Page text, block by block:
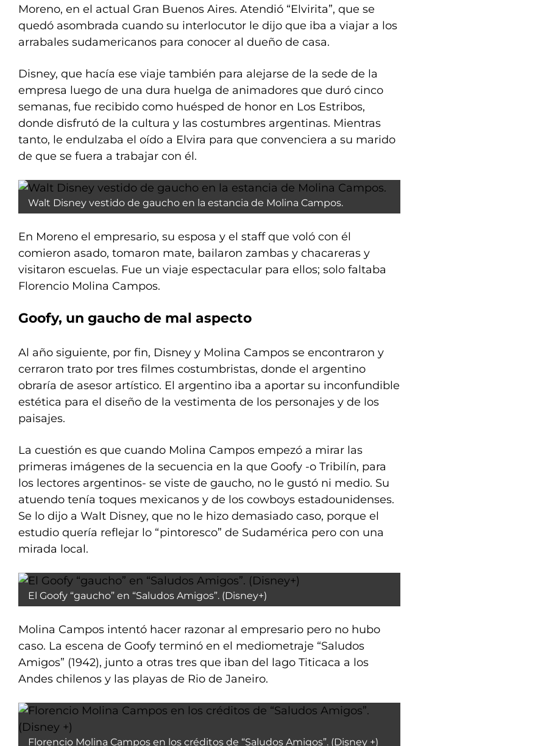
Moreno, en el actual Gran Buenos Aires. Atendió “Elvirita”, que se
quedó asombrada cuando su interlocutor le dijo que iba a viajar a los
arrabales sudamericanos para conocer al dueño de casa.
Disney, que hacía ese viaje también para alejarse de la sede de la
empresa luego de una dura huelga de animadores que duró cinco
semanas, fue recibido como huésped de honor en Los Estribos,
donde disfrutó de la cultura y las costumbres argentinas. Mientras
tanto, le endulzaba el oído a Elvira para que convenciera a su marido
de que se fuera a trabajar con él.
Walt Disney vestido de gaucho en la estancia de Molina Campos.
En Moreno el empresario, su esposa y el staff que voló con él
comieron asado, tomaron mate, bailaron zambas y chacareras y
visitaron escuelas. Fue un viaje espectacular para ellos; solo faltaba
Florencio Molina Campos.
Goofy, un gaucho de mal aspecto
Al año siguiente, por fin, Disney y Molina Campos se encontraron y
cerraron trato por tres filmes costumbristas, donde el argentino
obraría de asesor artístico. El argentino iba a aportar su inconfundible
estética para el diseño de la vestimenta de los personajes y de los
paisajes.
La cuestión es que cuando Molina Campos empezó a mirar las
primeras imágenes de la secuencia en la que Goofy -o Tribilín, para
los lectores argentinos- se viste de gaucho, no le gustó ni medio. Su
atuendo tenía toques mexicanos y de los cowboys estadounidenses.
Se lo dijo a Walt Disney, que no le hizo demasiado caso, porque el
estudio quería reflejar lo “pintoresco” de Sudamérica pero con una
mirada local.
El Goofy “gaucho” en “Saludos Amigos”. (Disney+)
Molina Campos intentó hacer razonar al empresario pero no hubo
caso. La escena de Goofy terminó en el mediometraje “Saludos
Amigos” (1942), junto a otras tres que iban del lago Titicaca a los
Andes chilenos y las playas de Rio de Janeiro.
Florencio Molina Campos en los créditos de “Saludos Amigos”. (Disney +)